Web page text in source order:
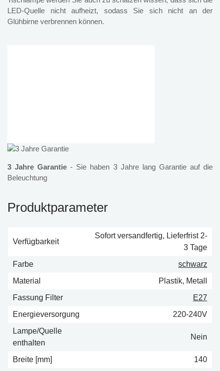
LED-Quelle nicht aufheizt, sodass Sie sich nicht an der
Glühbirne verbrennen können.
3 Jahre Garantie - Sie haben 3 Jahre lang Garantie auf die
Beleuchtung
Produktparameter
Verfügbarkeit
Sofort versandfertig, Lieferfrist 2-
3 Tage
Farbe
schwarz
Material
Plastik, Metall
Fassung Filter
E27
Energieversorgung
220-240V
Lampe/Quelle
enthalten
Nein
Breite [mm]
140